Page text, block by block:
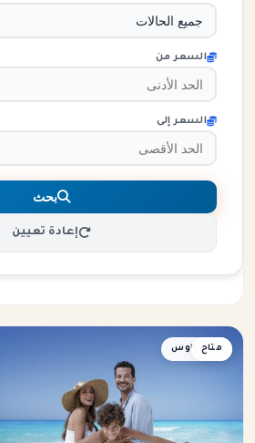
السعر من
السعر إلى
بحث
إعادة تعيين
تاون هاوس
متاح